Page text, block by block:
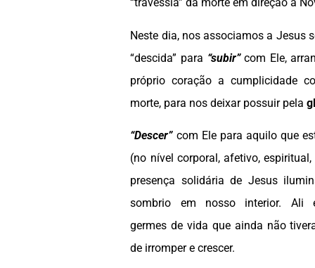
“travessia” da morte em direção à
Neste dia, nos associamos a Jesus
“descida” para “subir”com Ele,
próprio coração a cumplicidade
morte, para nos deixar possuir pela
“Descer”com Ele para aquilo que
(no nível corporal, afetivo,
presença solidária de Jesus
sombrio em nosso interior. Ali
germes de vida que ainda não
de irromper e crescer.